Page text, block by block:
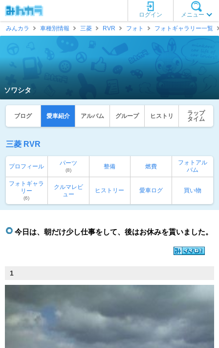
メニュー
ログイン
みんカラ
車種別情報 三菱 RVR フォト フォトギャラリー一覧
ソワシタ
ブログ 愛車紹介 アルバム グループ ヒストリ
ラップ
タイム
三菱 RVR
プロフィール パーツ
(8)
整備 燃費
フォトアル
バム
フォトギャラ
リー
(6)
クルマレビ
ュー
ヒストリー 愛車ログ 買い物
今日は、朝だけ少し仕事をして、後はお休みを貰いました。
1